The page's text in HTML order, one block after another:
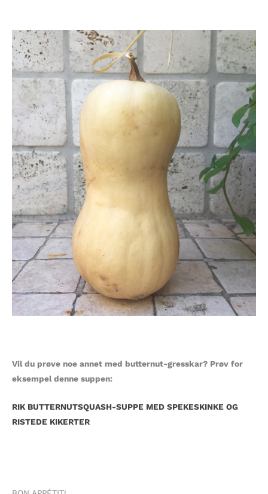
Vil du prøve noe annet med butternut-gresskar? Prøv for
eksempel denne suppen:
RIK BUTTERNUTSQUASH-SUPPE MED SPEKESKINKE OG
RISTEDE KIKERTER